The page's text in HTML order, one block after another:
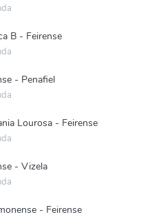
B - Feirense
- Penafiel
Lourosa - Feirense
- Vizela
- Feirense